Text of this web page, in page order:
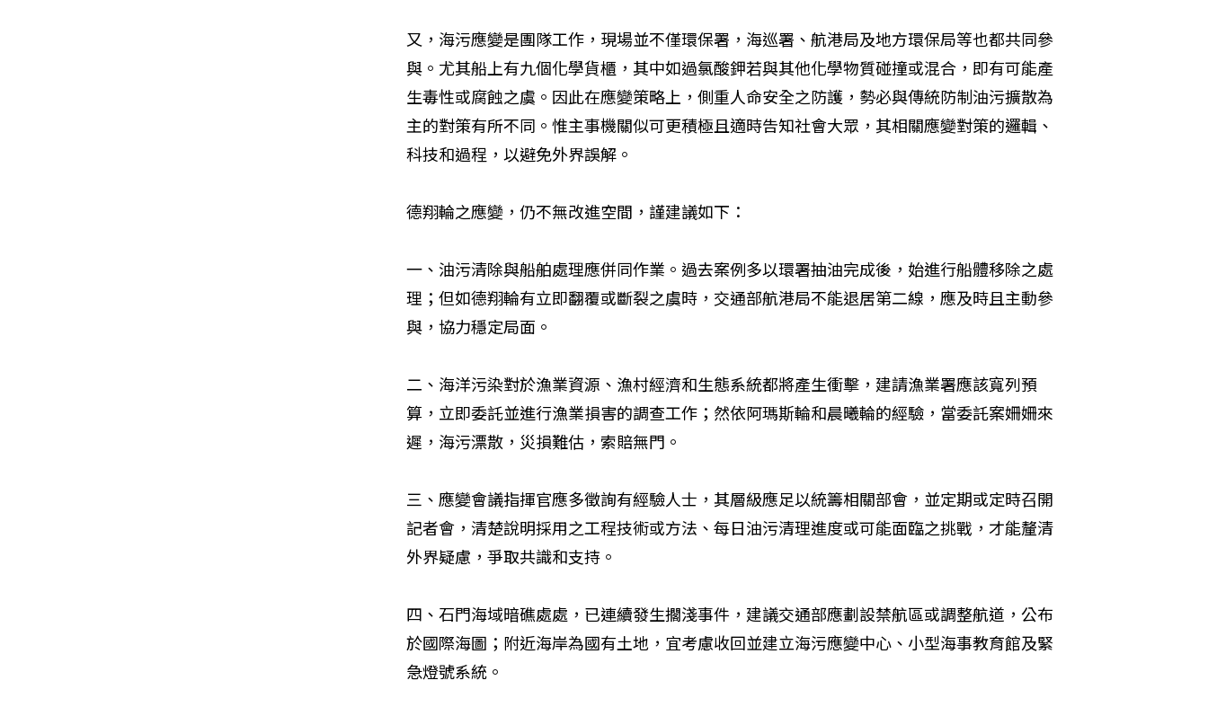
又，海污應變是團隊工作，現場並不僅環保署，海巡署、航港局及地方環保局等也都共同參
與。尤其船上有九個化學貨櫃，其中如過氯酸鉀若與其他化學物質碰撞或混合，即有可能產
生毒性或腐蝕之虞。因此在應變策略上，側重人命安全之防護，勢必與傳統防制油污擴散為
主的對策有所不同。惟主事機關似可更積極且適時告知社會大眾，其相關應變對策的邏輯、
科技和過程，以避免外界誤解。
德翔輪之應變，仍不無改進空間，謹建議如下：
一、油污清除與船舶處理應併同作業。過去案例多以環署抽油完成後，始進行船體移除之處
理；但如德翔輪有立即翻覆或斷裂之虞時，交通部航港局不能退居第二線，應及時且主動參
與，協力穩定局面。
二、海洋污染對於漁業資源、漁村經濟和生態系統都將產生衝擊，建請漁業署應該寬列預
算，立即委託並進行漁業損害的調查工作；然依阿瑪斯輪和晨曦輪的經驗，當委託案姍姍來
遲，海污漂散，災損難估，索賠無門。
三、應變會議指揮官應多徵詢有經驗人士，其層級應足以統籌相關部會，並定期或定時召開
記者會，清楚說明採用之工程技術或方法、每日油污清理進度或可能面臨之挑戰，才能釐清
外界疑慮，爭取共識和支持。
四、石門海域暗礁處處，已連續發生擱淺事件，建議交通部應劃設禁航區或調整航道，公布
於國際海圖；附近海岸為國有土地，宜考慮收回並建立海污應變中心、小型海事教育館及緊
急燈號系統。